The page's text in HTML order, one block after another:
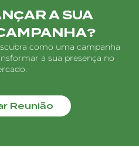
A SUA
como uma campanha
a sua presença no
Reunião